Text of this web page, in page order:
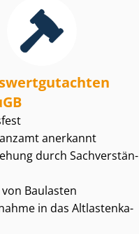
anerkannt
durch Sach­ver­stän­
Baulasten
in das Alt­las­ten­ka­